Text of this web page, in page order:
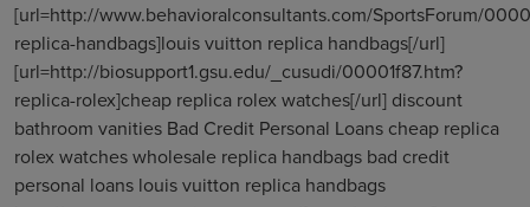
[url=http://www.behavioralconsultants.com/SportsForum/
replica-handbags]louis vuitton replica handbags[/url]
[url=http://biosupport1.gsu.edu/_cusudi/00001f87.htm?
replica-rolex]cheap replica rolex watches[/url] discount
bathroom vanities Bad Credit Personal Loans cheap replica
rolex watches wholesale replica handbags bad credit
personal loans louis vuitton replica handbags